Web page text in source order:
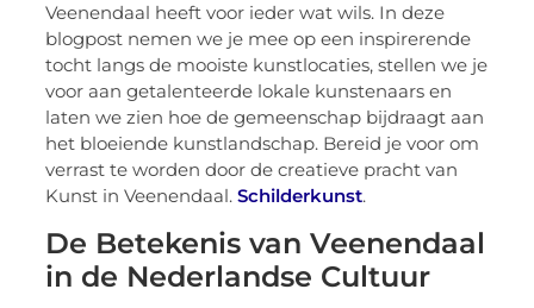
Veenendaal heeft voor ieder wat wils. In deze
blogpost nemen we je mee op een inspirerende
tocht langs de mooiste kunstlocaties, stellen we je
voor aan getalenteerde lokale kunstenaars en
laten we zien hoe de gemeenschap bijdraagt aan
het bloeiende kunstlandschap. Bereid je voor om
verrast te worden door de creatieve pracht van
Kunst in Veenendaal.Schilderkunst.
De Betekenis van Veenendaal
in de Nederlandse Cultuur